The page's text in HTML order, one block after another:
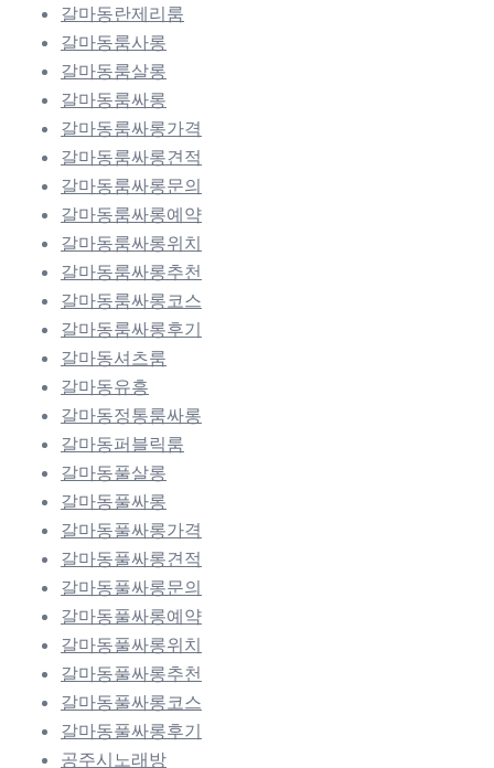
갈마동란제리룸
갈마동룸사롱
갈마동룸살롱
갈마동룸싸롱
갈마동룸싸롱가격
갈마동룸싸롱견적
갈마동룸싸롱문의
갈마동룸싸롱예약
갈마동룸싸롱위치
갈마동룸싸롱추천
갈마동룸싸롱코스
갈마동룸싸롱후기
갈마동셔츠룸
갈마동유흥
갈마동정통룸싸롱
갈마동퍼블릭룸
갈마동풀살롱
갈마동풀싸롱
갈마동풀싸롱가격
갈마동풀싸롱견적
갈마동풀싸롱문의
갈마동풀싸롱예약
갈마동풀싸롱위치
갈마동풀싸롱추천
갈마동풀싸롱코스
갈마동풀싸롱후기
공주시노래방